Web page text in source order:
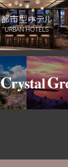
都市型ホテル
URBAN HOTELS